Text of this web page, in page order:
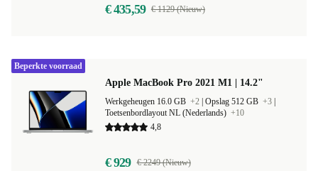
€ 435,59 € 1129 (Nieuw)
Apple MacBook Pro 2021 M1 | 14.2"
Werkgeheugen 16.0 GB +2 Opslag 512 GB +3
Toetsenbordlayout NL (Nederlands) +10
4,8
€ 929 € 2249 (Nieuw)
Beperkte voorraad